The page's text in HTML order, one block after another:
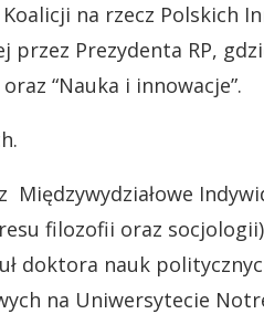
na rzecz Polskich
przez Prezydenta RP,
“Nauka i innowacje”.
filozofii oraz
doktora nauk
na Uniwersytecie